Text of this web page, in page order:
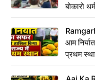
बोकारो
आम
प्रथम